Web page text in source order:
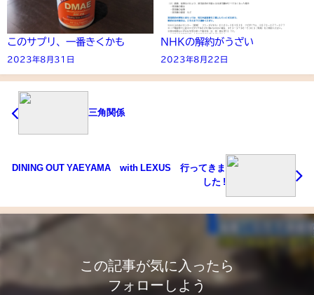
このサプリ、一番きくかも
2023年8月31日
NHKの解約がうざい
2023年8月22日
三角関係
DINING OUT YAEYAMA with LEXUS 行ってきま
した !
この記事が気に入ったら
フォローしよう